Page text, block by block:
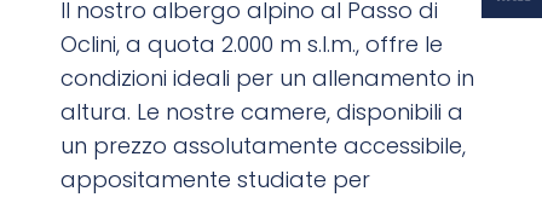
Il nostro albergo alpino al Passo di
Oclini, a quota 2.000 m s.l.m., offre le
condizioni ideali per un allenamento in
altura. Le nostre camere, disponibili a
un prezzo assolutamente accessibile,
appositamente studiate per